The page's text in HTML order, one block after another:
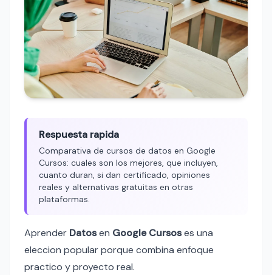
Respuesta rapida
Comparativa de cursos de datos en Google
Cursos: cuales son los mejores, que incluyen,
cuanto duran, si dan certificado, opiniones
reales y alternativas gratuitas en otras
plataformas.
Aprender Datosen Google Cursoses una
eleccion popular porque combina enfoque
practico y proyecto real.